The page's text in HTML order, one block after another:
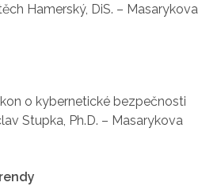
Hamerský, DiS. – Masarykova
o kybernetické bezpečnosti
Stupka, Ph.D. – Masarykova